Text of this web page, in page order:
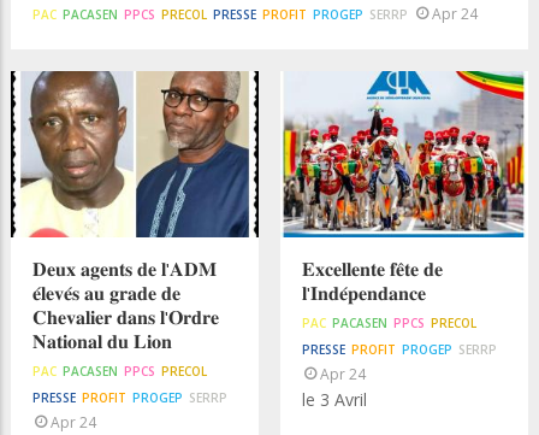
PAC PACASEN PPCS PRECOL PRESSE PROFIT PROGEP SERRP Apr 24
𝐃𝐞𝐮𝐱 𝐚𝐠𝐞𝐧𝐭𝐬 𝐝𝐞 𝐥'𝐀𝐃𝐌
𝐞́𝐥𝐞𝐯𝐞́𝐬 𝐚𝐮 𝐠𝐫𝐚𝐝𝐞 𝐝𝐞
𝐂𝐡𝐞𝐯𝐚𝐥𝐢𝐞𝐫 𝐝𝐚𝐧𝐬 𝐥'𝐎𝐫𝐝𝐫𝐞
𝐍𝐚𝐭𝐢𝐨𝐧𝐚𝐥 𝐝𝐮 𝐋𝐢𝐨𝐧
PAC PACASEN PPCS PRECOL
PRESSE PROFIT PROGEP SERRP
Apr 24
𝐄𝐱𝐜𝐞𝐥𝐥𝐞𝐧𝐭𝐞 𝐟𝐞̂𝐭𝐞 𝐝𝐞
𝐥'𝐈𝐧𝐝𝐞́𝐩𝐞𝐧𝐝𝐚𝐧𝐜𝐞
PAC PACASEN PPCS PRECOL
PRESSE PROFIT PROGEP SERRP
Apr 24
le 3 Avril